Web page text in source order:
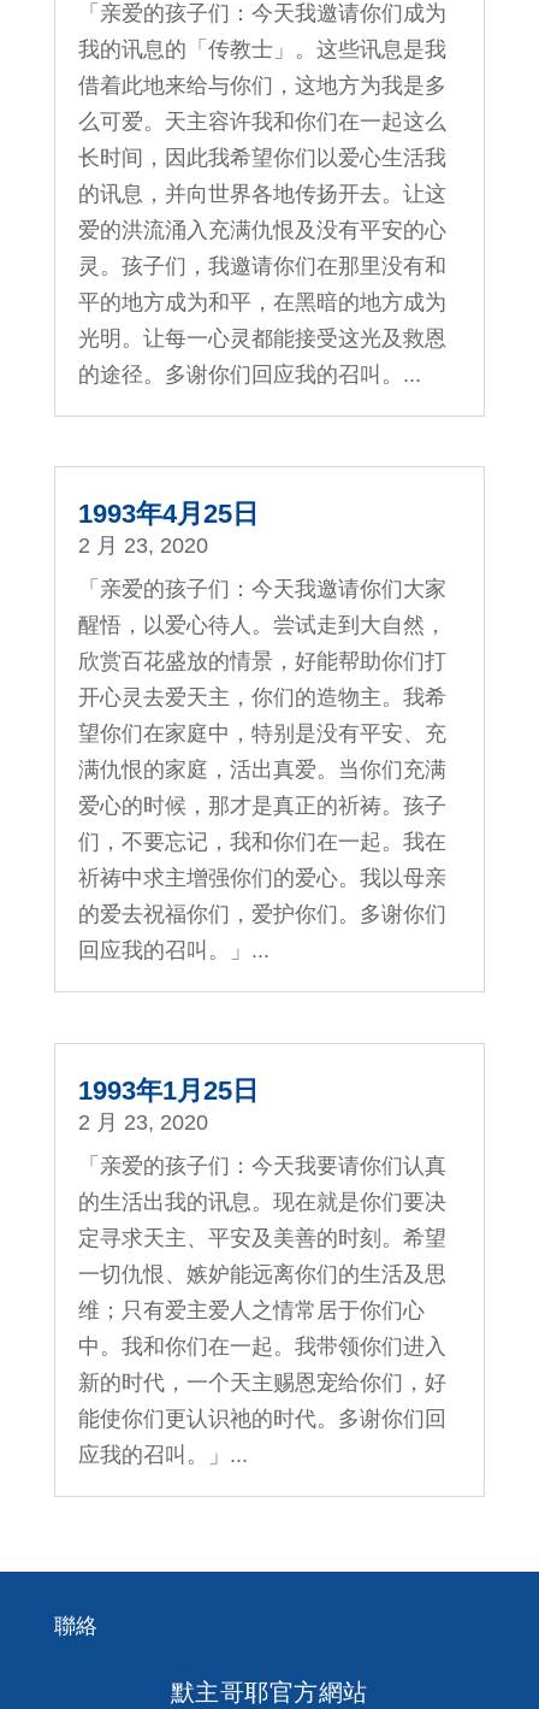
「亲爱的孩子们：今天我邀请你们成为
我的讯息的「传教士」。这些讯息是我
借着此地来给与你们，这地方为我是多
么可爱。天主容许我和你们在一起这么
长时间，因此我希望你们以爱心生活我
的讯息，并向世界各地传扬开去。让这
爱的洪流涌入充满仇恨及没有平安的心
灵。孩子们，我邀请你们在那里没有和
平的地方成为和平，在黑暗的地方成为
光明。让每一心灵都能接受这光及救恩
的途径。多谢你们回应我的召叫。...
1993年4月25日
2 月 23, 2020
「亲爱的孩子们：今天我邀请你们大家
醒悟，以爱心待人。尝试走到大自然，
欣赏百花盛放的情景，好能帮助你们打
开心灵去爱天主，你们的造物主。我希
望你们在家庭中，特别是没有平安、充
满仇恨的家庭，活出真爱。当你们充满
爱心的时候，那才是真正的祈祷。孩子
们，不要忘记，我和你们在一起。我在
祈祷中求主增强你们的爱心。我以母亲
的爱去祝福你们，爱护你们。多谢你们
回应我的召叫。」...
1993年1月25日
2 月 23, 2020
「亲爱的孩子们：今天我要请你们认真
的生活出我的讯息。现在就是你们要决
定寻求天主、平安及美善的时刻。希望
一切仇恨、嫉妒能远离你们的生活及思
维；只有爱主爱人之情常居于你们心
中。我和你们在一起。我带领你们进入
新的时代，一个天主赐恩宠给你们，好
能使你们更认识祂的时代。多谢你们回
应我的召叫。」...
聯絡
默主哥耶官方網站